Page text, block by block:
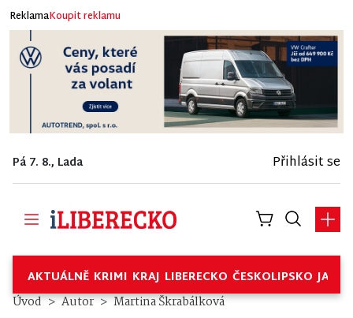
ReklamaKoupit reklamu
Pá 7. 8., Lada Přihlásit se
AKTUÁLNĚ KRIMI KRAJ LIBERECKO ČESKOLIPSKO
Úvod Autor Martina Škrabálková